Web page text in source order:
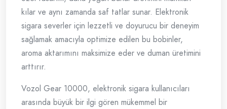
kılar ve aynı zamanda saf tatlar sunar. Elektronik
sigara severler için lezzetli ve doyurucu bir deneyim
sağlamak amacıyla optimize edilen bu bobinler,
aroma aktarımını maksimize eder ve duman üretimini
arttırır.
Vozol Gear 10000, elektronik sigara kullanıcıları
arasında büyük bir ilgi gören mükemmel bir